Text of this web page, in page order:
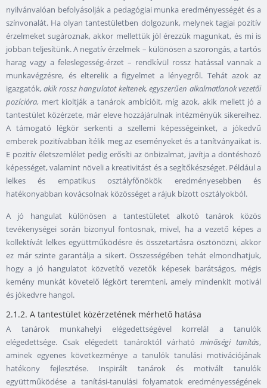
nyilvánvalóan befolyásolják a pedagógiai munka eredményességét és a
színvonalát. Ha olyan tantestületben dolgozunk, melynek tagjai pozitív
érzelmeket sugároznak, akkor mellettük jól érezzük magunkat, és mi is
jobban teljesítünk. A negatív érzelmek – különösen a szorongás, a tartós
harag vagy a feleslegesség-érzet – rendkívül rossz hatással vannak a
munkavégzésre, és elterelik a figyelmet a lényegről. Tehát azok az
igazgatók,akik rossz hangulatot keltenek, egyszerűen alkalmatlanok vezetői
pozícióra, mert kioltják a tanárok ambícióit, míg azok, akik mellett jó a
tantestület közérzete, már eleve hozzájárulnak intézményük sikereihez.
A támogató légkör serkenti a szellemi képességeinket, a jókedvű
emberek pozitívabban ítélik meg az eseményeket és a tanítványaikat is.
E pozitív életszemlélet pedig erősíti az önbizalmat, javítja a döntéshozó
képességet, valamint növeli a kreativitást és a segítőkészséget. Például a
lelkes és empatikus osztályfőnökök eredményesebben és
hatékonyabban kovácsolnak közösséget a rájuk bízott osztályokból.
A jó hangulat különösen a tantestületet alkotó tanárok közös
tevékenységei során bizonyul fontosnak, mivel, ha a vezető képes a
kollektívát lelkes együttműködésre és összetartásra ösztönözni, akkor
ez már szinte garantálja a sikert. Összességében tehát elmondhatjuk,
hogy a jó hangulatot közvetítő vezetők képesek barátságos, mégis
kemény munkát követelő légkört teremteni, amely mindenkit motivál
és jókedvre hangol.
2.1.2. A tantestület közérzetének mérhető hatása
A tanárok munkahelyi elégedettségével korrelál a tanulók
elégedettsége. Csak elégedett tanároktól várható minőségi tanítás,
aminek egyenes következménye a tanulók tanulási motivációjának
hatékony fejlesztése. Inspirált tanárok és motivált tanulók
együttműködése a tanítási-tanulási folyamatok eredményességének